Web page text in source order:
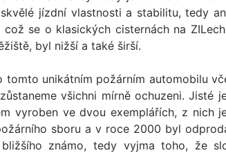
jízdní vlastnosti a stabilitu, tedy
se o klasických cisternách na
byl nižší a také širší.
tomto unikátním požárním automobilu
všichni mírně ochuzeni. Jisté
vyroben ve dvou exemplářích, z nich
sboru a v roce 2000 byl
známo, tedy vyjma toho, že